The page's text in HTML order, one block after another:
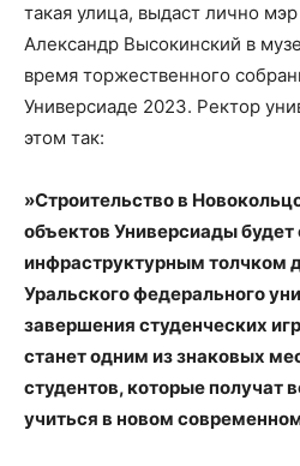
такая улица, выдаст лично
Александр Высокинский в
время торжественного
Универсиаде 2023. Ректор
этом так:
»Строительство в
объектов Универсиады
инфраструктурным толчком
Уральского федерального
завершения студенческих
станет одним из знаковых
студентов, которые получат
учиться в новом